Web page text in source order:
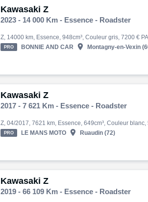
Kawasaki Z
2023 - 14 000 Km - Essence - Roadster
PRO BONNIE AND CAR  Montagny-en-Vexin
Kawasaki Z
2017 - 7 621 Km - Essence - Roadster
PRO LE MANS MOTO  Ruaudin (72)
Kawasaki Z
2019 - 66 109 Km - Essence - Roadster